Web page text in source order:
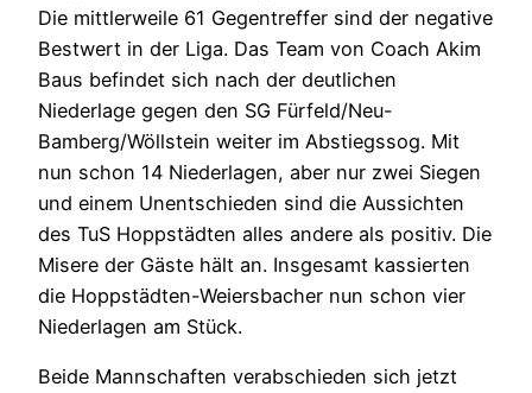
Die mittlerweile 61 Gegentreffer sind der negative
Bestwert in der Liga. Das Team von Coach Akim
Baus befindet sich nach der deutlichen
Niederlage gegen den SG Fürfeld/Neu-
Bamberg/Wöllstein weiter im Abstiegssog. Mit
nun schon 14 Niederlagen, aber nur zwei Siegen
und einem Unentschieden sind die Aussichten
des TuS Hoppstädten alles andere als positiv. Die
Misere der Gäste hält an. Insgesamt kassierten
die Hoppstädten-Weiersbacher nun schon vier
Niederlagen am Stück.
Beide Mannschaften verabschieden sich jetzt